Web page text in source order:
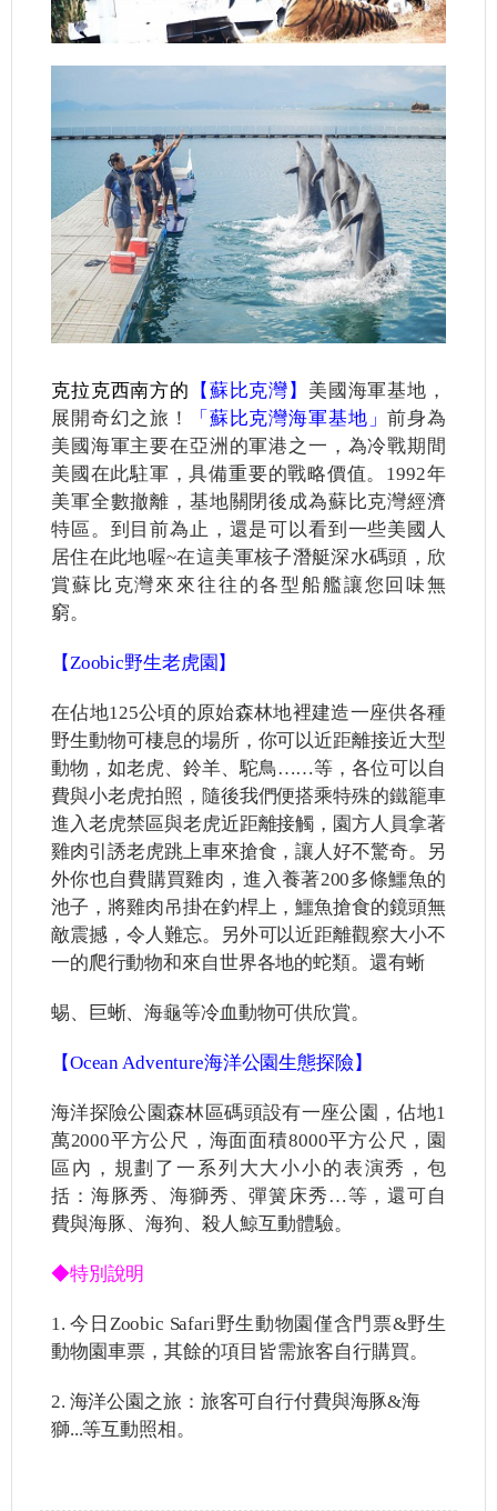
克拉克西南方的 【蘇比克灣】 美國海軍基地，
展開奇幻之旅！
「 蘇比克灣海軍基地 」前身為
美國海軍主要在亞洲的軍港之一，為冷戰期間
美國在此駐軍，具備重要的戰略價值。1992年
美軍全數撤離，基地關閉後成為蘇比克灣經濟
特區。到目前為止，還是可以看到一些美國人
居住在此地喔~在這美軍核子潛艇深水碼頭，欣
賞蘇比克灣來來往往的各型船艦讓您回味無
窮。
【Zoobic野生老虎園】
在佔地125公頃的原始森林地裡建造一座供各種
野生動物可棲息的場所，你可以近距離接近大型
動物，如老虎、鈴羊、駝鳥……等，各位可以自
費與小老虎拍照，隨後我們便搭乘特殊的鐵籠車
進入老虎禁區與老虎近距離接觸，園方人員拿著
雞肉引誘老虎跳上車來搶食，讓人好不驚奇。另
外你也自費購買雞肉，進入養著200多條鱷魚的
池子，將雞肉吊掛在釣桿上，鱷魚搶食的鏡頭無
敵震撼，令人難忘。另外可以近距離觀察大小不
一的爬行動物和來自世界各地的蛇類。還有蜥
蜴、巨蜥、海龜等冷血動物可供欣賞。
【Ocean Adventure海洋公園生態探險】
海洋探險公園森林區碼頭設有一座公園，佔地1
萬2000平方公尺，海面面積8000平方公尺，園
區內，規劃了一系列大大小小的表演秀，包
括：海豚秀、海獅秀、彈簧床秀…等，還可自
費與海豚、海狗、殺人鯨互動體驗。
◆特別說明
1.今日Zoobic Safari野生動物園僅含門票&野生
動物園車票，其餘的項目皆需旅客自行購買。
2. 海洋公園之旅：旅客可自行付費與海豚&海
獅...等互動照相。